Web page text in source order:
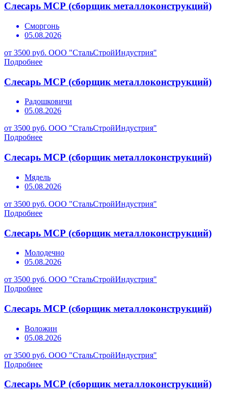
Слесарь МСР (сборщик металлоконструкций)
Сморгонь
05.08.2026
от 3500 руб. ООО "СтальСтройИндустрия"
Подробнее
Слесарь МСР (сборщик металлоконструкций)
Радошковичи
05.08.2026
от 3500 руб. ООО "СтальСтройИндустрия"
Подробнее
Слесарь МСР (сборщик металлоконструкций)
Мядель
05.08.2026
от 3500 руб. ООО "СтальСтройИндустрия"
Подробнее
Слесарь МСР (сборщик металлоконструкций)
Молодечно
05.08.2026
от 3500 руб. ООО "СтальСтройИндустрия"
Подробнее
Слесарь МСР (сборщик металлоконструкций)
Воложин
05.08.2026
от 3500 руб. ООО "СтальСтройИндустрия"
Подробнее
Слесарь МСР (сборщик металлоконструкций)